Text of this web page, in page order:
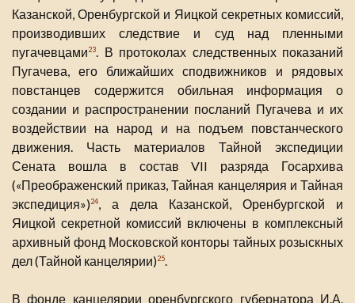
Казанской, Оренбургской и Яицкой секретных комиссий,
производивших следствие и суд над пленными
пугачевцами23. В протоколах следственных показаний
Пугачева, его ближайших сподвижников и рядовых
повстанцев содержится обильная информация о
создании и распространении посланий Пугачева и их
воздействии на народ и на подъем повстанческого
движения. Часть материалов Тайной экспедиции
Сената вошла в состав VII разряда Госархива
(«Преображенский приказ, Тайная канцелярия и Тайная
экспедиция»)24, а дела Казанской, Оренбургской и
Яицкой секретной комиссий включены в комплексный
архивный фонд Московской конторы тайных розыскных
дел (Тайной канцелярии)25.
В фонде канцелярии оренбургского губернатора И.А.